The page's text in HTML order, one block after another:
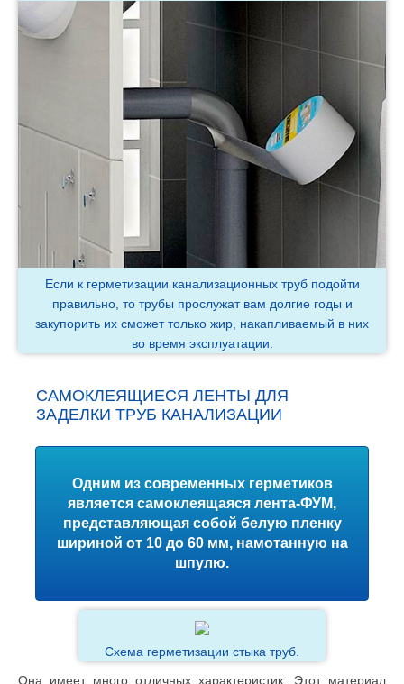
Если к герметизации канализационных труб подойти
правильно, то трубы прослужат вам долгие годы и
закупорить их сможет только жир, накапливаемый в них
во время эксплуатации.
САМОКЛЕЯЩИЕСЯ ЛЕНТЫ ДЛЯ
ЗАДЕЛКИ ТРУБ КАНАЛИЗАЦИИ
Одним из современных герметиков
является самоклеящаяся лента-ФУМ,
представляющая собой белую пленку
шириной от 10 до 60 мм, намотанную на
шпулю.
Схема герметизации стыка труб.
Она имеет много отличных характеристик. Этот материал